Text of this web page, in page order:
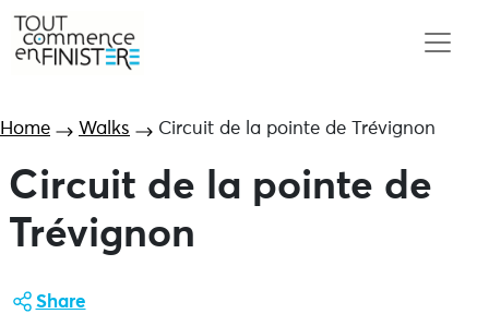
Home Walks Circuit de la pointe de Trévignon
Circuit de la pointe de
Trévignon
Share